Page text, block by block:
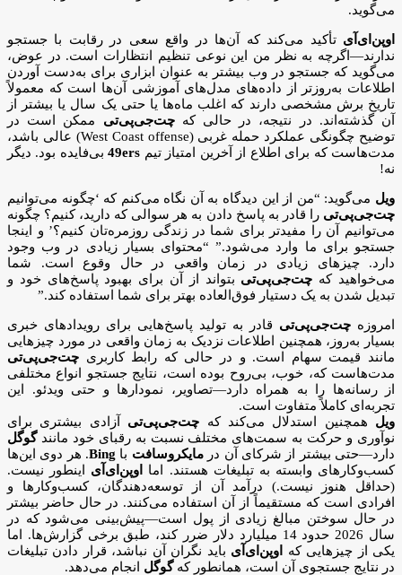
می‌گوید.
اوپن‌ای‌آی تأکید می‌کند که آن‌ها در واقع سعی در رقابت با جستجو
ندارند—اگرچه به نظر من این نوعی تنظیم انتظارات است. در عوض،
می‌گوید که جستجو در وب بیشتر به عنوان ابزاری برای به‌دست آوردن
اطلاعات به‌روزتر از داده‌های مدل‌های آموزشی آن‌ها است که معمولاً
تاریخ برش مشخصی دارند که اغلب ماه‌ها یا حتی یک سال یا بیشتر از
آن گذشته‌اند. در نتیجه، در حالی کهچت‌جی‌پی‌تی ممکن است در
توضیح چگونگی عملکرد حمله غربی (West Coast offense) عالی باشد،
مدت‌هاست که برای اطلاع از آخرین امتیاز تیم 49ersبی‌فایده بود. دیگر
نه!
ویل می‌گوید: “من از این دیدگاه به آن نگاه می‌کنم که ‘چگونه می‌توانیم
چت‌جی‌پی‌تی را قادر به پاسخ دادن به هر سوالی که دارید، کنیم؟ چگونه
می‌توانیم آن را مفیدتر برای شما در زندگی روزمره‌تان کنیم؟’ و اینجا
جستجو برای ما وارد می‌شود.” “محتوای بسیار زیادی در وب وجود
دارد. چیزهای زیادی در زمان واقعی در حال وقوع است. شما
می‌خواهید که چت‌جی‌پی‌تی بتواند از آن برای بهبود پاسخ‌های خود و
تبدیل شدن به یک دستیار فوق‌العاده بهتر برای شما استفاده کند.”
امروزه چت‌جی‌پی‌تی قادر به تولید پاسخ‌هایی برای رویدادهای خبری
بسیار به‌روز، همچنین اطلاعات نزدیک به زمان واقعی در مورد چیزهایی
مانند قیمت سهام است. و در حالی که رابط کاربری چت‌جی‌پی‌تی
مدت‌هاست که، خوب، بی‌روح بوده است، نتایج جستجو انواع مختلفی
از رسانه‌ها را به همراه دارد—تصاویر، نمودارها و حتی ویدئو. این
تجربه‌ای کاملاً متفاوت است.
ویل همچنین استدلال می‌کند که چت‌جی‌پی‌تی آزادی بیشتری برای
نوآوری و حرکت به سمت‌های مختلف نسبت به رقبای خود مانندگوگل
دارد—حتی بیشتر از شرکای آن درمایکروسافت با Bing. هر دوی این‌ها
کسب‌وکارهای وابسته به تبلیغات هستند. اما
اوپن‌ای‌آی اینطور نیست.
(حداقل هنوز نیست.) درآمد آن از توسعه‌دهندگان، کسب‌وکارها و
افرادی است که مستقیماً از آن استفاده می‌کنند. در حال حاضر بیشتر
در حال سوختن مبالغ زیادی از پول است—پیش‌بینی می‌شود که در
سال 2026 حدود 14 میلیارد دلار ضرر کند، طبق برخی گزارش‌ها. اما
یکی از چیزهایی که
اوپن‌ای‌آی باید نگران آن نباشد، قرار دادن تبلیغات
در نتایج جستجوی آن است، همانطور کهگوگل انجام می‌دهد.